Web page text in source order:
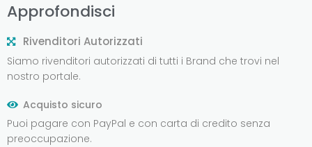
Approfondisci
Rivenditori Autorizzati
Siamo rivenditori autorizzati di tutti i Brand che trovi nel
nostro portale.
Acquisto sicuro
Puoi pagare con PayPal e con carta di credito senza
preoccupazione.